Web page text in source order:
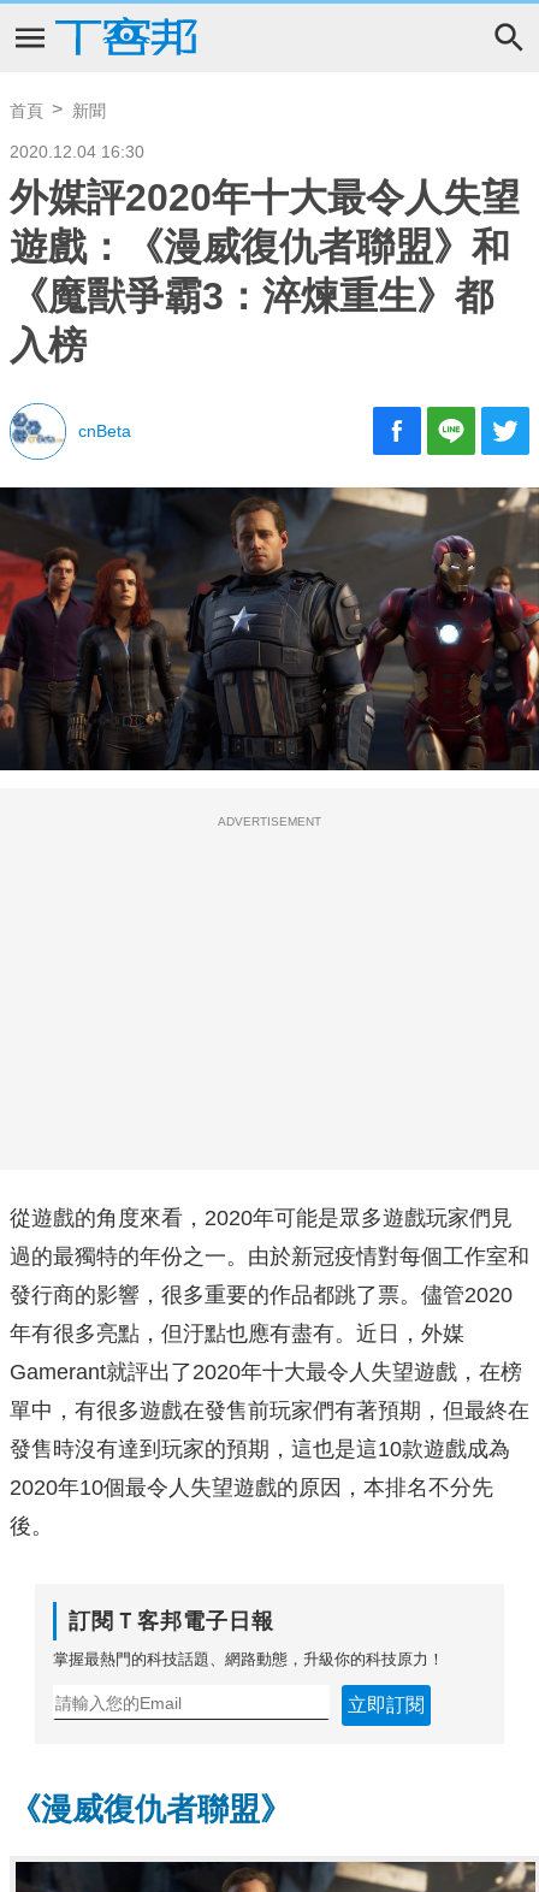
首頁 新聞
2020.12.04 16:30
外媒評2020年十大最令人失望
遊戲：《漫威復仇者聯盟》和
《魔獸爭霸3：淬煉重生》都
入榜
cnBeta
ADVERTISEMENT
從遊戲的角度來看，2020年可能是眾多遊戲玩家們見
過的最獨特的年份之一。由於新冠疫情對每個工作室和
發行商的影響，很多重要的作品都跳了票。儘管2020
年有很多亮點，但汙點也應有盡有。近日，外媒
Gamerant就評出了2020年十大最令人失望遊戲，在榜
單中，有很多遊戲在發售前玩家們有著預期，但最終在
發售時沒有達到玩家的預期，這也是這10款遊戲成為
2020年10個最令人失望遊戲的原因，本排名不分先
後。
訂閱Ｔ客邦電子日報
掌握最熱門的科技話題、網路動態，升級你的科技原力！
立即訂閱
《漫威復仇者聯盟》